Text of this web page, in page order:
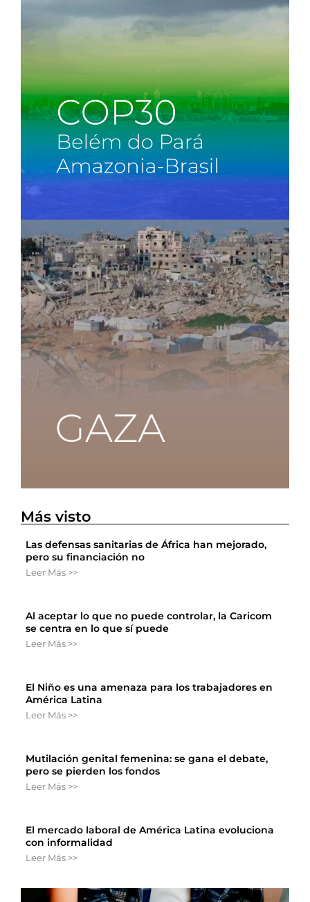
Más visto
Las defensas sanitarias de África han mejorado,
pero su financiación no
Leer Más >>
Al aceptar lo que no puede controlar, la Caricom
se centra en lo que sí puede
Leer Más >>
El Niño es una amenaza para los trabajadores en
América Latina
Leer Más >>
Mutilación genital femenina: se gana el debate,
pero se pierden los fondos
Leer Más >>
El mercado laboral de América Latina evoluciona
con informalidad
Leer Más >>